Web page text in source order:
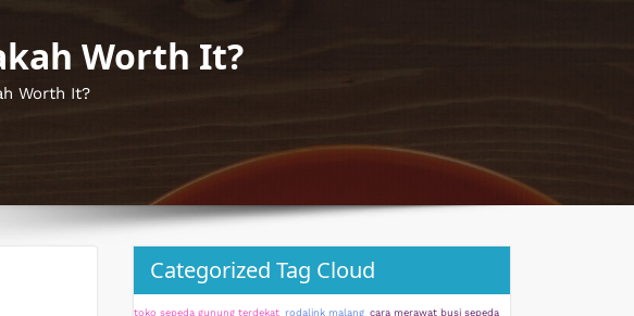
Worth It?
Worth It?
Categorized Tag Cloud
toko sepeda gunung terdekat rodalink malang cara merawat busi sepeda